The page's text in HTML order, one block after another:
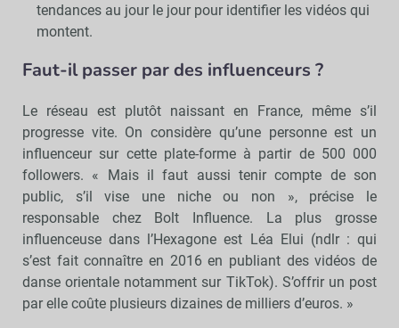
tendances au jour le jour pour identifier les vidéos qui
montent.
Faut-il passer par des influenceurs ?
Le réseau est plutôt naissant en France, même s’il
progresse vite. On considère qu’une personne est un
influenceur sur cette plate-forme à partir de 500 000
followers. « Mais il faut aussi tenir compte de son
public, s’il vise une niche ou non », précise le
responsable chez Bolt Influence. La plus grosse
influenceuse dans l’Hexagone est Léa Elui (ndlr : qui
s’est fait connaître en 2016 en publiant des vidéos de
danse orientale notamment sur TikTok). S’offrir un post
par elle coûte plusieurs dizaines de milliers d’euros. »